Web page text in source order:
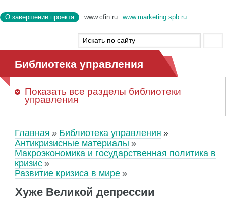
О завершении проекта www.cfin.ru www.marketing.spb.ru
Библиотека управления
Показать все разделы библиотеки
управления
Главная
Библиотека управления
Антикризисные материалы
Макроэкономика и государственная политика в
кризис
Развитие кризиса в мире
Хуже Великой депрессии